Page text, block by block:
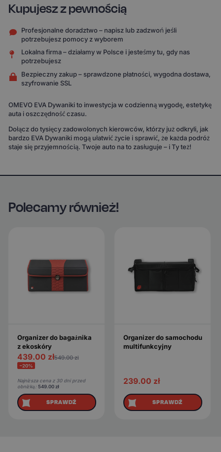
Kupujesz z pewnością
Profesjonalne doradztwo – napisz lub zadzwoń jeśli
potrzebujesz pomocy z wyborem
Lokalna firma – działamy w Polsce i jesteśmy tu, gdy nas
potrzebujesz
Bezpieczny zakup – sprawdzone płatności, wygodna dostawa,
szyfrowanie SSL
OMEVO EVA Dywaniki to inwestycja w codzienną wygodę, estetykę
auta i oszczędność czasu.
Dołącz do tysięcy zadowolonych kierowców, którzy już odkryli, jak
bardzo EVA Dywaniki mogą ułatwić życie i sprawić, że każda podróż
staje się przyjemnością. Twoje auto na to zasługuje – i Ty też!
Polecamy również!
Organizer do bagażnika
z ekoskóry
439.00 zł549.00zł
−20%
Najniższa cena z 30 dni przed
obniżką: 549.00zł
SPRAWDŹ
Organizer do samochodu
multifunkcyjny
239.00 zł
SPRAWDŹ